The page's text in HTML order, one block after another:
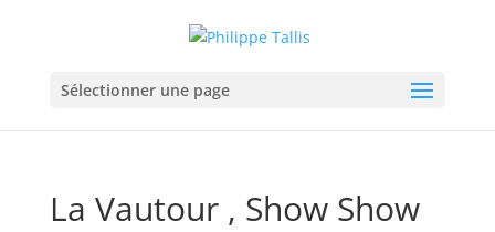
Sélectionner une page
La Vautour , Show Show